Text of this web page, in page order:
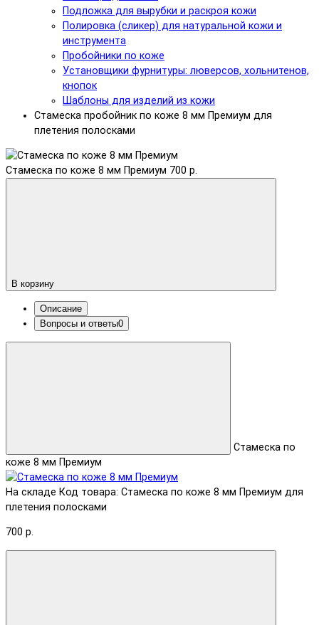
Подложка для вырубки и раскроя кожи
Полировка (сликер) для натуральной кожи и
инструмента
Пробойники по коже
Установщики фурнитуры: люверсов, хольнитенов,
кнопок
Шаблоны для изделий из кожи
Стамеска пробойник по коже 8 мм Премиум для
плетения полосками
Стамеска по коже 8 мм Премиум 700 р.
В корзину
Описание
Вопросы и ответы0
Стамеска по
коже 8 мм Премиум
На складе Код товара: Стамеска по коже 8 мм Премиум для
плетения полосками
700 р.